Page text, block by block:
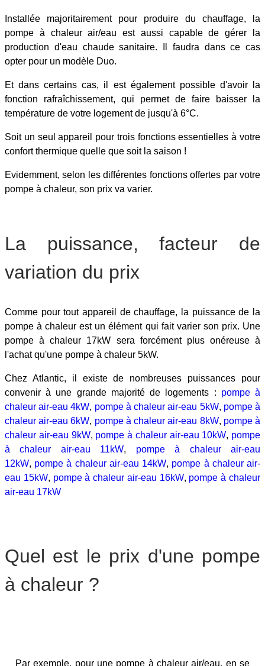
Installée majoritairement pour produire du chauffage, la
pompe à chaleur air/eau est aussi capable de gérer la
production d'eau chaude sanitaire. Il faudra dans ce cas
opter pour un modèle Duo.
Et dans certains cas, il est également possible d'avoir la
fonction rafraîchissement, qui permet de faire baisser la
température de votre logement de jusqu'à 6°C.
Soit un seul appareil pour trois fonctions essentielles à votre
confort thermique quelle que soit la saison !
Evidemment, selon les différentes fonctions offertes par votre
pompe à chaleur, son prix va varier.
La puissance, facteur de
variation du prix
Comme pour tout appareil de chauffage, la puissance de la
pompe à chaleur est un élément qui fait varier son prix. Une
pompe à chaleur 17kW sera forcément plus onéreuse à
l'achat qu'une pompe à chaleur 5kW.
Chez Atlantic, il existe de nombreuses puissances pour
convenir à une grande majorité de logements : pompe à
chaleur air-eau 4kW, pompe à chaleur air-eau 5kW, pompe à
chaleur air-eau 6kW, pompe à chaleur air-eau 8kW, pompe à
chaleur air-eau 9kW, pompe à chaleur air-eau 10kW, pompe
à chaleur air-eau 11kW, pompe à chaleur air-eau
12kW, pompe à chaleur air-eau 14kW, pompe à chaleur air-
eau 15kW, pompe à chaleur air-eau 16kW, pompe à chaleur
air-eau 17kW
Quel est le prix d'une pompe
à chaleur ?
Par exemple, pour une pompe à chaleur air/eau, en se